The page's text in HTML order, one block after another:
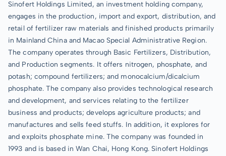
Sinofert Holdings Limited, an investment holding company,
engages in the production, import and export, distribution, and
retail of fertilizer raw materials and finished products primarily
in Mainland China and Macao Special Administrative Region.
The company operates through Basic Fertilizers, Distribution,
and Production segments. It offers nitrogen, phosphate, and
potash; compound fertilizers; and monocalcium/dicalcium
phosphate. The company also provides technological research
and development, and services relating to the fertilizer
business and products; develops agriculture products; and
manufactures and sells feed stuffs. In addition, it explores for
and exploits phosphate mine. The company was founded in
1993 and is based in Wan Chai, Hong Kong. Sinofert Holdings